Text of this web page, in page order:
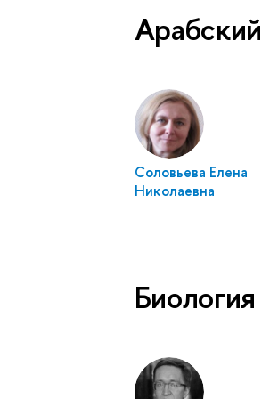
Арабский
Соловьева Елена
Николаевна
Биология